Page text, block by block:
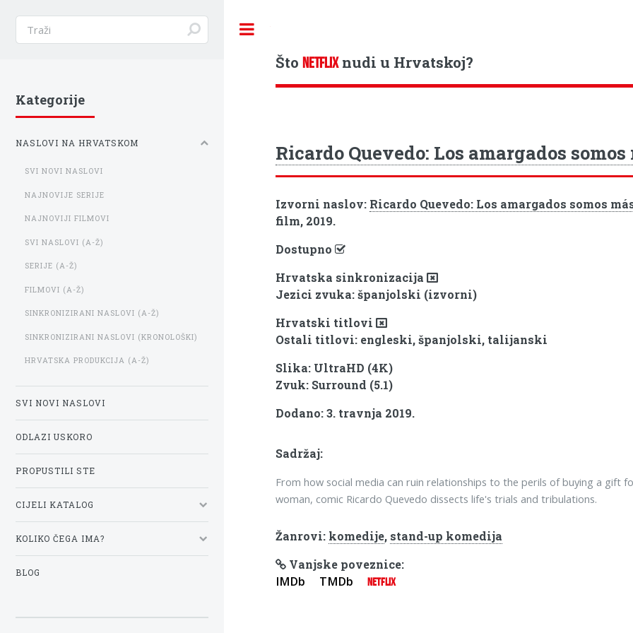
ŠtoNETFLIXnudi u Hrvatskoj?
Ricardo Quevedo: Los amargados somos
Izvorni naslov: Ricardo Quevedo: Los amargados somos
film, 2019.
Dostupno
Hrvatska sinkronizacija
Jezici zvuka: španjolski (izvorni)
Hrvatski titlovi
Ostali titlovi: engleski, španjolski, talijanski
Slika: UltraHD (4K)
Zvuk: Surround (5.1)
Dodano: 3. travnja 2019.
Sadržaj:
From how social media can ruin relationships to the perils of buying a gift
woman, comic Ricardo Quevedo dissects life's trials and tribulations.
Žanrovi: komedije, stand-up komedija
Vanjske poveznice:
IMDb TMDb NETFLIX
Kategorije
NASLOVI NA HRVATSKOM
SVI NOVI NASLOVI
NAJNOVIJE SERIJE
NAJNOVIJI FILMOVI
SVI NASLOVI (A-Ž)
SERIJE (A-Ž)
FILMOVI (A-Ž)
SINKRONIZIRANI NASLOVI (A-Ž)
SINKRONIZIRANI NASLOVI (KRONOLOŠKI)
HRVATSKA PRODUKCIJA (A-Ž)
SVI NOVI NASLOVI
ODLAZI USKORO
PROPUSTILI STE
CIJELI KATALOG
KOLIKO ČEGA IMA?
BLOG
Toggle